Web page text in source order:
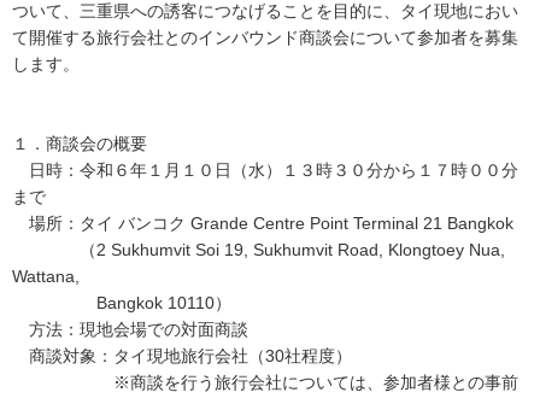
ついて、三重県への誘客につなげることを目的に、タイ現地におい
て開催する旅行会社とのインバウンド商談会について参加者を募集
します。
１．商談会の概要
日時：令和６年１月１０日（水）１３時３０分から１７時００分
まで
場所：タイ バンコク Grande Centre Point Terminal 21 Bangkok
（2 Sukhumvit Soi 19, Sukhumvit Road, Klongtoey Nua,
Wattana,
Bangkok 10110）
方法：現地会場での対面商談
商談対象：タイ現地旅行会社（30社程度）
※商談を行う旅行会社については、参加者様との事前